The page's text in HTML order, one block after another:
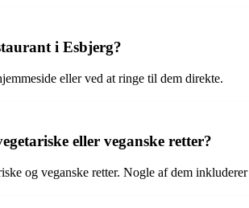
i Esbjerg?
eller ved at ringe til dem direkte.
eller veganske retter?
og veganske retter. Nogle af dem